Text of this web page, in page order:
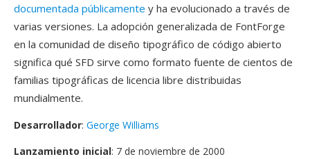
documentada públicamente y ha evolucionado a través de
varias versiones. La adopción generalizada de FontForge
en la comunidad de diseño tipográfico de código abierto
significa qué SFD sirve como formato fuente de cientos de
familias tipográficas de licencia libre distribuidas
mundialmente.
Desarrollador: George Williams
Lanzamiento inicial: 7 de noviembre de 2000